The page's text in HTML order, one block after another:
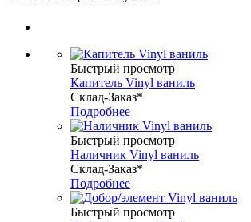
Быстрый просмотр
Капитель Vinyl ваниль
Склад-Заказ*
Подробнее
Быстрый просмотр
Наличник Vinyl ваниль
Склад-Заказ*
Подробнее
Быстрый просмотр